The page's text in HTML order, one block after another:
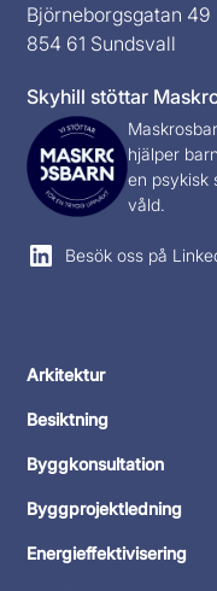
Björneborgsgatan 49
854 61 Sundsvall
Skyhill stöttar
hjälper
en psykisk
våld.
Besök oss på
Arkitektur
Besiktning
Byggkonsultation
Byggprojektledning
Energieffektivisering